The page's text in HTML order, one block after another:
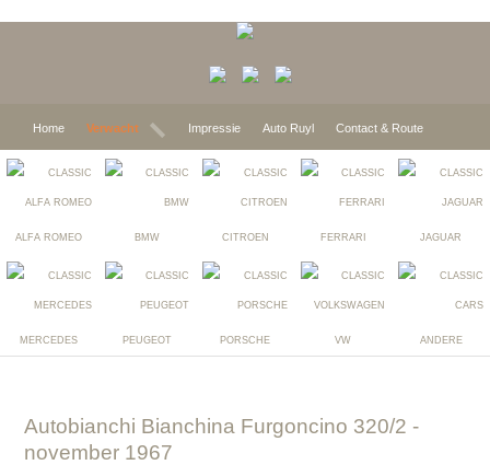
Home Verwacht Impressie Auto Ruyl Contact & Route
ALFA ROMEO BMW CITROEN FERRARI JAGUAR
MERCEDES PEUGEOT PORSCHE VW ANDERE
Autobianchi Bianchina Furgoncino 320/2 -
november 1967